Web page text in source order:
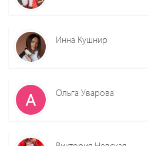
Инна Кушнир
Ольга Уварова